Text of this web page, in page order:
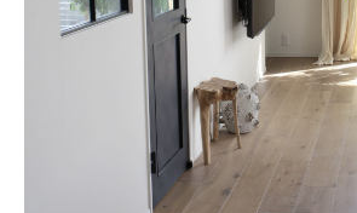
インテリア